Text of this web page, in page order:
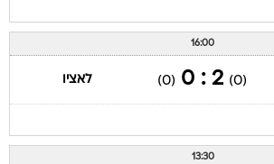
16:00
(0)
2 : 0
(0) לאציו
13:30